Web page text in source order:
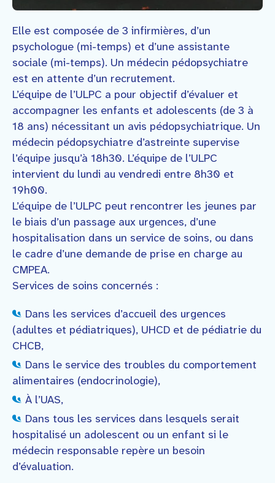
Elle est composée de 3 infirmières, d’un
psychologue (mi-temps) et d’une assistante
sociale (mi-temps). Un médecin pédopsychiatre
est en attente d’un recrutement.
L’équipe de l’ULPC a pour objectif d’évaluer et
accompagner les enfants et adolescents (de 3 à
18 ans) nécessitant un avis pédopsychiatrique. Un
médecin pédopsychiatre d’astreinte supervise
l’équipe jusqu’à 18h30. L’équipe de l’ULPC
intervient du lundi au vendredi entre 8h30 et
19h00.
L’équipe de l’ULPC peut rencontrer les jeunes par
le biais d’un passage aux urgences, d’une
hospitalisation dans un service de soins, ou dans
le cadre d’une demande de prise en charge au
CMPEA.
Services de soins concernés :
Dans les services d’accueil des urgences
(adultes et pédiatriques), UHCD et de pédiatrie du
CHCB,
Dans le service des troubles du comportement
alimentaires (endocrinologie),
À l’UAS,
Dans tous les services dans lesquels serait
hospitalisé un adolescent ou un enfant si le
médecin responsable repère un besoin
d’évaluation.